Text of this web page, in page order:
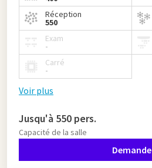
Réception
550
Exam
-
Carré
-
Voir plus
Jusqu'à 550 pers.
Capacité de la salle
Demande